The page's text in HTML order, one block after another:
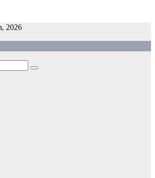
2026
，新能源汽车，HMI，人车交互，智能车